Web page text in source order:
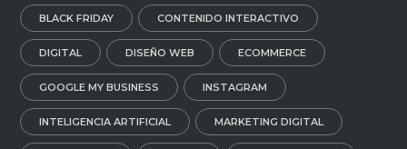
BLACK FRIDAY CONTENIDO INTERACTIVO
DIGITAL DISEÑO WEB ECOMMERCE
GOOGLE MY BUSINESS INSTAGRAM
INTELIGENCIA ARTIFICIAL MARKETING DIGITAL